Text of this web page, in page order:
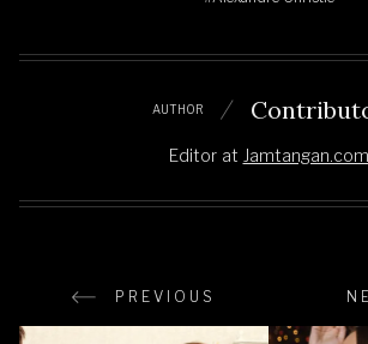
AUTHOR
Editor at Jamtangan.com
PREVIOUS